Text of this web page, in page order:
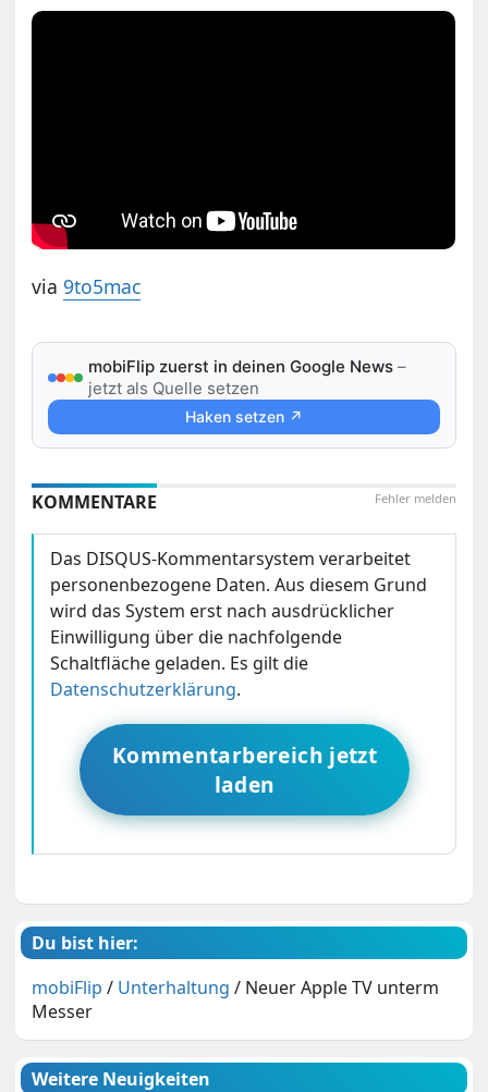
via 9to5mac
mobiFlip zuerst in deinen Google News –
jetzt als Quelle setzen
Haken setzen ↗
Fehler melden
KOMMENTARE
Das DISQUS-Kommentarsystem verarbeitet
personenbezogene Daten. Aus diesem Grund
wird das System erst nach ausdrücklicher
Einwilligung über die nachfolgende
Schaltfläche geladen. Es gilt die
Datenschutzerklärung.
Kommentarbereich jetzt
laden
Du bist hier:
mobiFlip / Unterhaltung / Neuer Apple TV unterm
Messer
Weitere Neuigkeiten